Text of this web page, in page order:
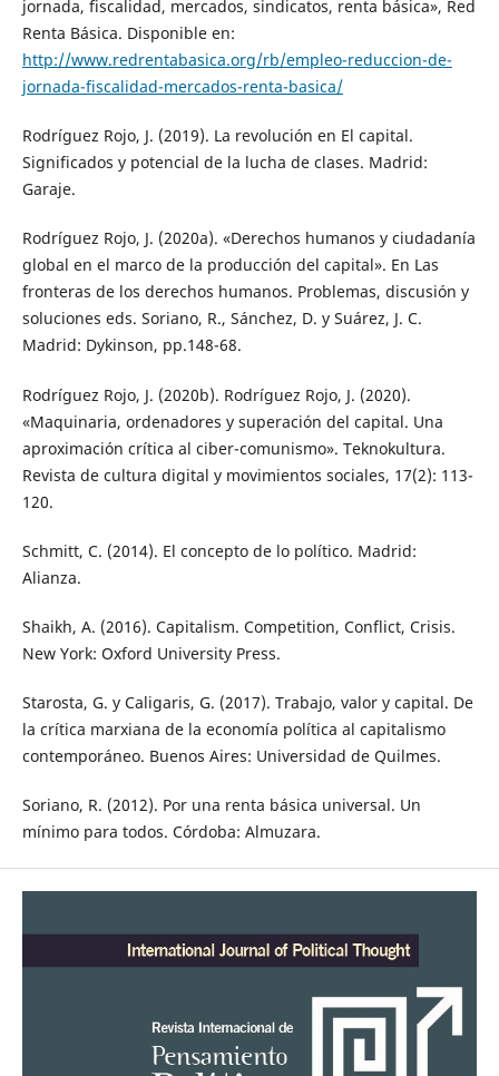
jornada, fiscalidad, mercados, sindicatos, renta básica», Red
Renta Básica. Disponible en:
http://www.redrentabasica.org/rb/empleo-reduccion-de-
jornada-fiscalidad-mercados-renta-basica/
Rodríguez Rojo, J. (2019). La revolución en El capital.
Significados y potencial de la lucha de clases. Madrid:
Garaje.
Rodríguez Rojo, J. (2020a). «Derechos humanos y ciudadanía
global en el marco de la producción del capital». En Las
fronteras de los derechos humanos. Problemas, discusión y
soluciones eds. Soriano, R., Sánchez, D. y Suárez, J. C.
Madrid: Dykinson, pp.148-68.
Rodríguez Rojo, J. (2020b). Rodríguez Rojo, J. (2020).
«Maquinaria, ordenadores y superación del capital. Una
aproximación crítica al ciber-comunismo». Teknokultura.
Revista de cultura digital y movimientos sociales, 17(2): 113-
120.
Schmitt, C. (2014). El concepto de lo político. Madrid:
Alianza.
Shaikh, A. (2016). Capitalism. Competition, Conflict, Crisis.
New York: Oxford University Press.
Starosta, G. y Caligaris, G. (2017). Trabajo, valor y capital. De
la crítica marxiana de la economía política al capitalismo
contemporáneo. Buenos Aires: Universidad de Quilmes.
Soriano, R. (2012). Por una renta básica universal. Un
mínimo para todos. Córdoba: Almuzara.